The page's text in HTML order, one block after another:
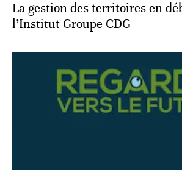
La gestion des territoires en
l’Institut Groupe CDG